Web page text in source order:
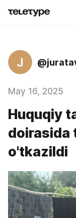
J
May 16, 2025
Huquqiy
doirasida
o'tkazildi